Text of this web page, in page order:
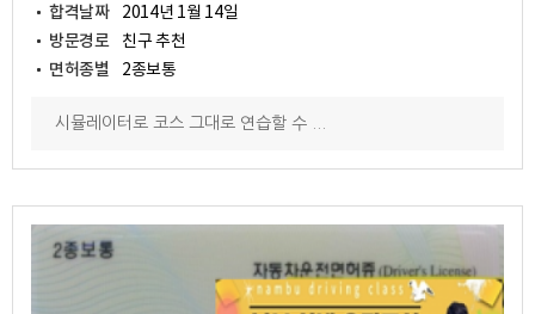
합격날짜 2014년 1월 14일
방문경로 친구 추천
면허종별 2종보통
시뮬레이터로 코스 그대로 연습할 수 ...